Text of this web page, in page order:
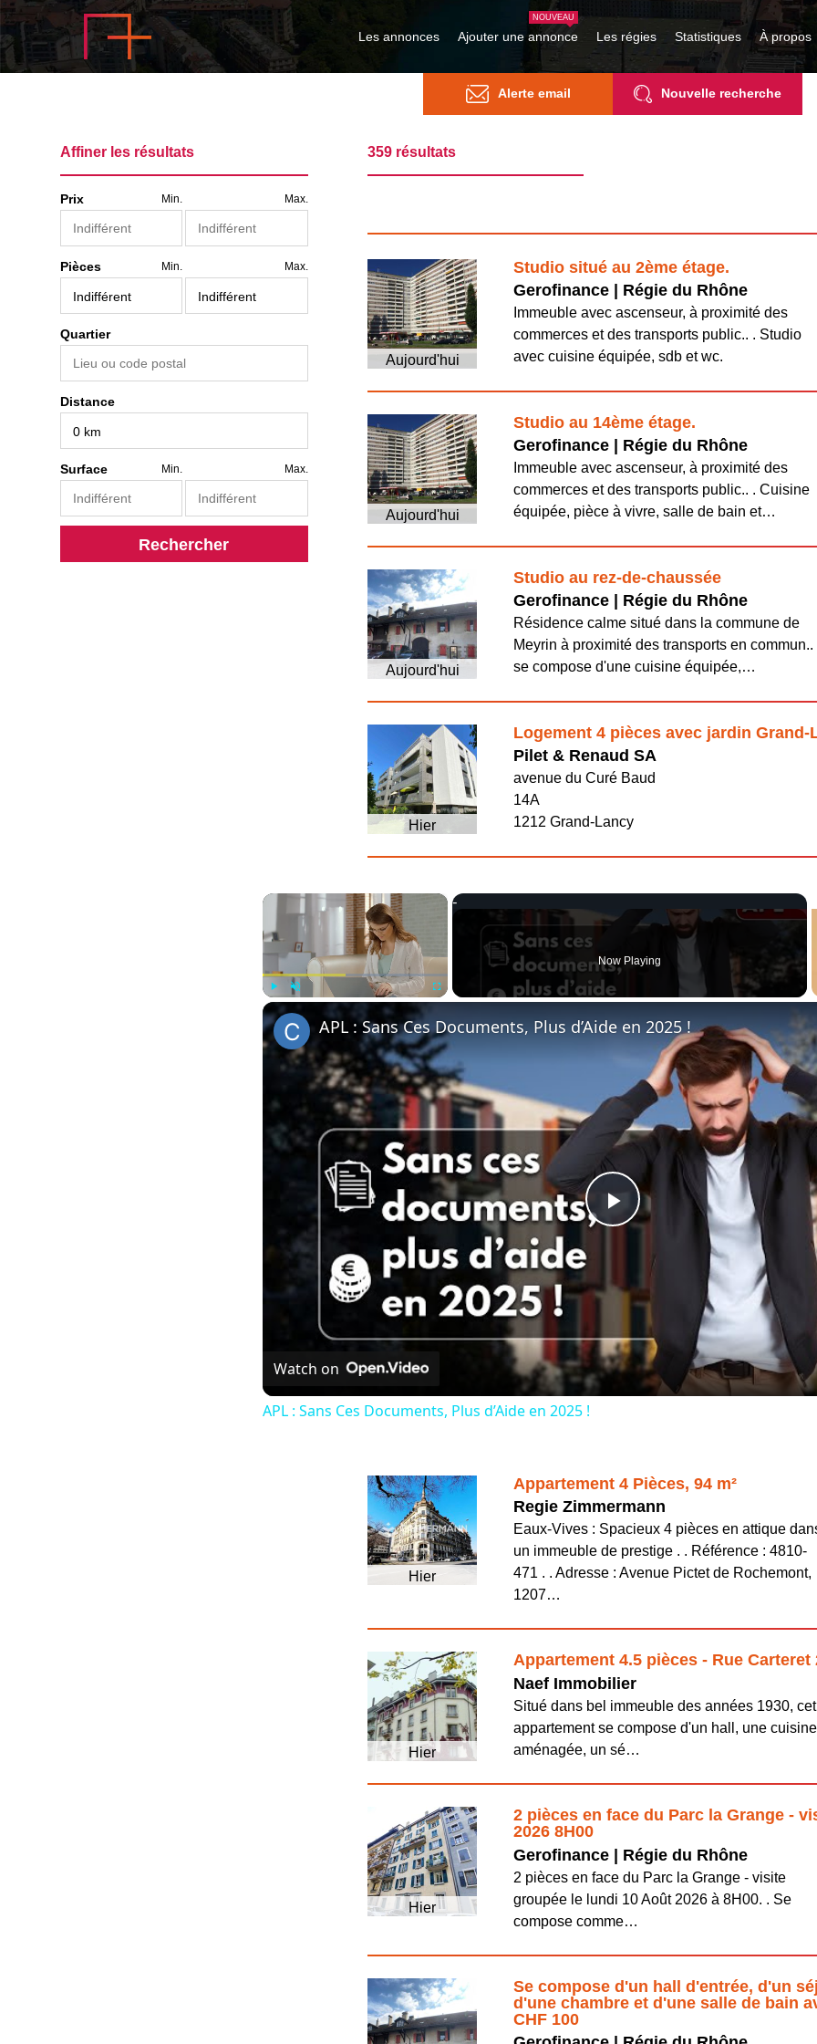
Les annonces Ajouter une annonce Les régies Statistiques À propos
Alerte email Nouvelle recherche
Affiner les résultats
Prix Min. Max.
Pièces Min. Max.
Quartier
Distance
Surface Min. Max.
Rechercher
359 résultats
Studio situé au 2ème étage.
Aujourd'hui
Gerofinance | Régie du Rhône
Immeuble avec ascenseur, à proximité des
commerces et des transports public.. . Studio
avec cuisine équipée, sdb et wc.
Studio au 14ème étage.
Aujourd'hui
Gerofinance | Régie du Rhône
Immeuble avec ascenseur, à proximité des
commerces et des transports public.. . Cuisine
équipée, pièce à vivre, salle de bain et…
Studio au rez-de-chaussée
Aujourd'hui
Gerofinance | Régie du Rhône
Résidence calme situé dans la commune de
Meyrin à proximité des transports en commun..
se compose d'une cuisine équipée,…
Logement 4 pièces avec jardin Grand-
Hier
Pilet & Renaud SA
avenue du Curé Baud
14A
1212 Grand-Lancy
×
Play
Now Playing
Play
Video
APL : Sans Ces Documents, Plus d’Aide en 2025 !
Watch on
APL : Sans Ces Documents, Plus d’Aide en 2025 !
Appartement 4 Pièces, 94 m²
Hier
Regie Zimmermann
Eaux-Vives : Spacieux 4 pièces en attique
un immeuble de prestige . . Référence : 4810-
471 . . Adresse : Avenue Pictet de Rochemont,
1207…
Appartement 4.5 pièces - Rue Carteret
Hier
Naef Immobilier
Situé dans bel immeuble des années 1930, cet
appartement se compose d'un hall, une cuisine
aménagée, un sé…
2 pièces en face du Parc la Grange -
2026 8H00
Hier
Gerofinance | Régie du Rhône
2 pièces en face du Parc la Grange - visite
groupée le lundi 10 Août 2026 à 8H00. . Se
compose comme…
Se compose d'un hall d'entrée, d'un
d'une chambre et d'une salle de bain
CHF 100